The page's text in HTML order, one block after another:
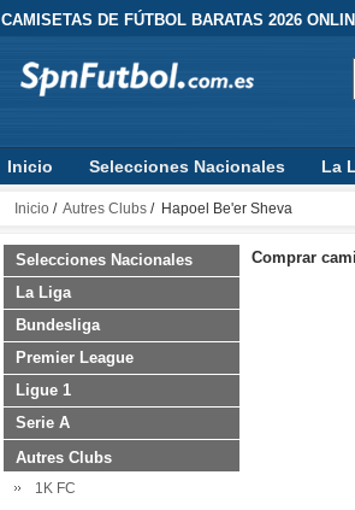
CAMISETAS DE FÚTBOL BARATAS 2026
Inicio Selecciones Nacionales La
Inicio / Autres Clubs / Hapoel Be'er Sheva
Selecciones Nacionales
La Liga
Bundesliga
Premier League
Ligue 1
Serie A
Autres Clubs
1K FC
Comprar